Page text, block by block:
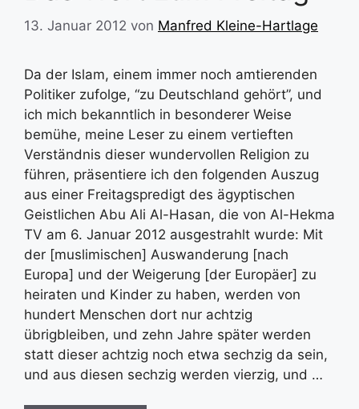
13. Januar 2012 von Manfred Kleine-Hartlage
Da der Islam, einem immer noch amtierenden
Politiker zufolge, “zu Deutschland gehört”, und
ich mich bekanntlich in besonderer Weise
bemühe, meine Leser zu einem vertieften
Verständnis dieser wundervollen Religion zu
führen, präsentiere ich den folgenden Auszug
aus einer Freitagspredigt des ägyptischen
Geistlichen Abu Ali Al-Hasan, die von Al-Hekma
TV am 6. Januar 2012 ausgestrahlt wurde: Mit
der [muslimischen] Auswanderung [nach
Europa] und der Weigerung [der Europäer] zu
heiraten und Kinder zu haben, werden von
hundert Menschen dort nur achtzig
übrigbleiben, und zehn Jahre später werden
statt dieser achtzig noch etwa sechzig da sein,
und aus diesen sechzig werden vierzig, und …